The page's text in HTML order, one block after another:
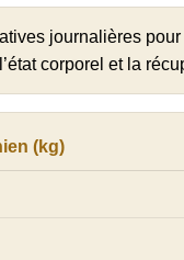
journalières pour
corporel et la
(kg)